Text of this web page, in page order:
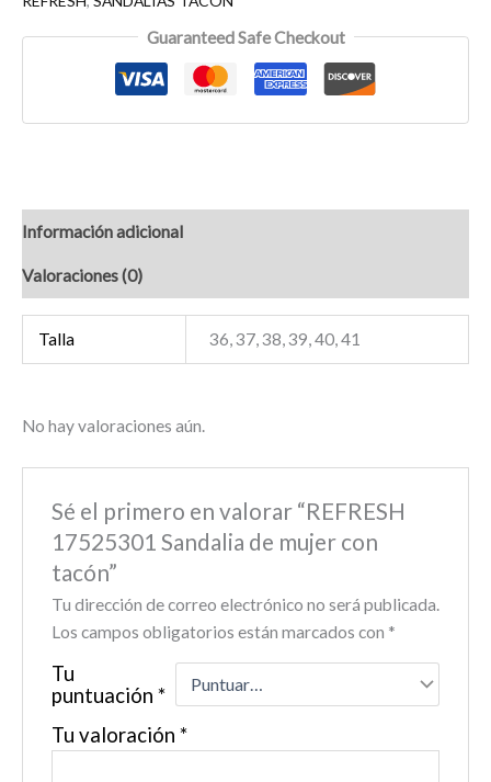
Guaranteed Safe Checkout
Información adicional
Valoraciones (0)
Talla 36, 37, 38, 39, 40, 41
No hay valoraciones aún.
Sé el primero en valorar “REFRESH
17525301 Sandalia de mujer con
tacón”
Tu dirección de correo electrónico no será publicada.
Los campos obligatorios están marcados con *
Tu
puntuación *
Tu valoración *